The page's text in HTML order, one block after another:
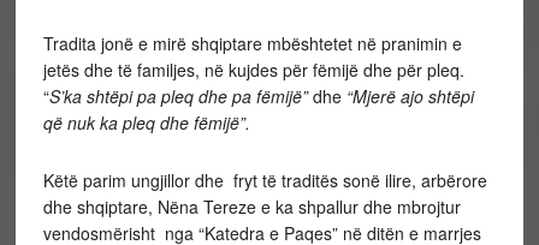
Tradita jonë e mirë shqiptare mbështetet në pranimin e
jetës dhe të familjes, në kujdes për fëmijë dhe për pleq.
“S’ka shtëpi pa pleq dhe pa fëmijë”dhe“Mjerë ajo shtëpi
që nuk ka pleq dhe fëmijë”.
Këtë parim ungjillor dhe fryt të traditës sonë ilire, arbërore
dhe shqiptare, Nëna Tereze e ka shpallur dhe mbrojtur
vendosmërisht nga “Katedra e Paqes” në ditën e marrjes